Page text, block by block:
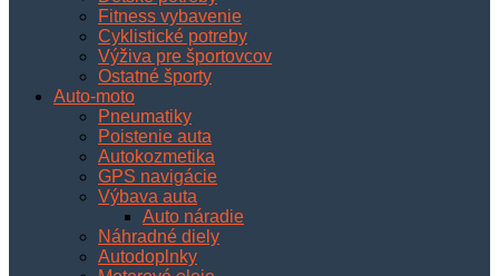
Fitness vybavenie
Cyklistické potreby
Výživa pre športovcov
Ostatné športy
Auto-moto
Pneumatiky
Poistenie auta
Autokozmetika
GPS navigácie
Výbava auta
Auto náradie
Náhradné diely
Autodoplnky